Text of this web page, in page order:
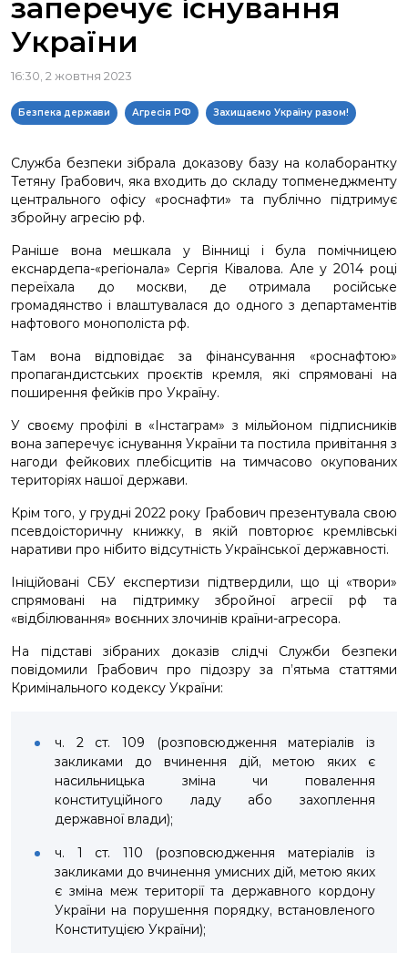
заперечує існування
України
16:30, 2 жовтня 2023
Безпека держави Агресія РФ Захищаємо Україну разом!
Служба безпеки зібрала доказову базу на колаборантку
Тетяну Грабович, яка входить до складу топменеджменту
центрального офісу «роснафти» та публічно підтримує
збройну агресію рф.
Раніше вона мешкала у Вінниці і була помічницею
екснардепа-«регіонала» Сергія Ківалова. Але у 2014 році
переїхала до москви, де отримала російське
громадянство і влаштувалася до одного з департаментів
нафтового монополіста рф.
Там вона відповідає за фінансування «роснафтою»
пропагандистських проєктів кремля, які спрямовані на
поширення фейків про Україну.
У своєму профілі в «Інстаграм» з мільйоном підписників
вона заперечує існування України та постила привітання з
нагоди фейкових плебісцитів на тимчасово окупованих
територіях нашої держави.
Крім того, у грудні 2022 року Грабович презентувала свою
псевдоісторичну книжку, в якій повторює кремлівські
наративи про нібито відсутність Української державності.
Ініційовані СБУ експертизи підтвердили, що ці «твори»
спрямовані на підтримку збройної агресії рф та
«відбілювання» воєнних злочинів країни-агресора.
На підставі зібраних доказів слідчі Служби безпеки
повідомили Грабович про підозру за п’ятьма статтями
Кримінального кодексу України:
ч. 2 ст. 109 (розповсюдження матеріалів із
закликами до вчинення дій, метою яких є
насильницька зміна чи повалення
конституційного ладу або захоплення
державної влади);
ч. 1 ст. 110 (розповсюдження матеріалів із
закликами до вчинення умисних дій, метою яких
є зміна меж території та державного кордону
України на порушення порядку, встановленого
Конституцією України);